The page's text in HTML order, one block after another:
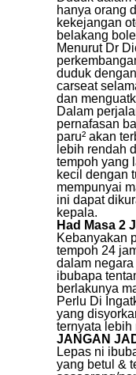
hanya orang
kekejangan
belakang
Menurut Dr
duduk
carseat
dan
Dalam
pernafasan
paru² akan
lebih rendah
tempoh yang
kecil dengan
mempunyai
ini dapat
kepala.
Had Masa 2
Kebanyakan
tempoh 24
dalam
ibubapa
berlakunya
Perlu Di
yang
ternyata lebih
JANGAN
Lepas ni
yang betul &